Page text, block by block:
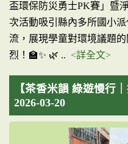
盃環保防災勇士PK賽」暨
次活動吸引縣內多所國小
流，展現學童對環境議題
烈！🏫✨ 🌿 .. <詳全文>
【茶香米韻 綠遊慢行
2026-03-20